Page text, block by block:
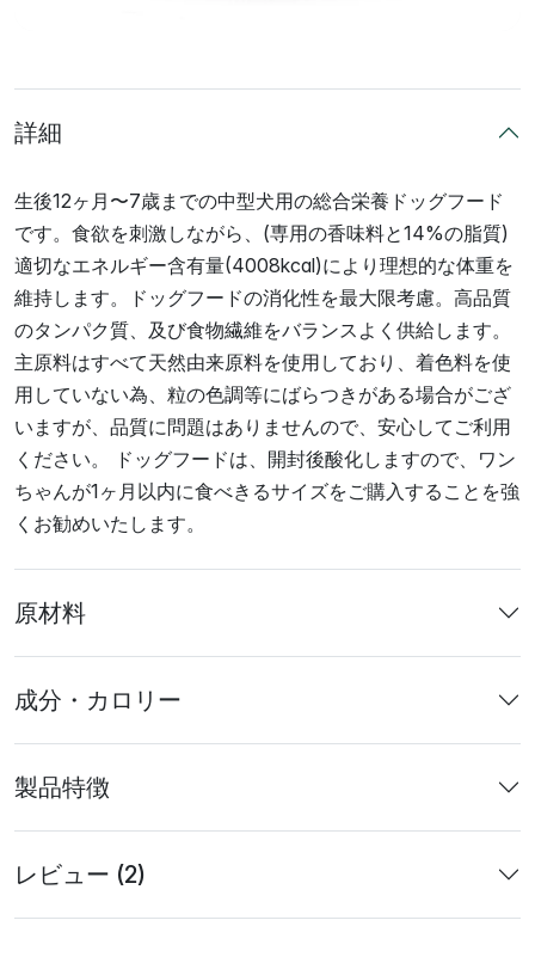
詳細
生後12ヶ月〜7歳までの中型犬用の総合栄養ドッグフード
です。食欲を刺激しながら、(専用の香味料と14%の脂質)
適切なエネルギー含有量(4008kcal)により理想的な体重を
維持します。ドッグフードの消化性を最大限考慮。高品質
のタンパク質、及び食物繊維をバランスよく供給します。
主原料はすべて天然由来原料を使用しており、着色料を使
用していない為、粒の色調等にばらつきがある場合がござ
いますが、品質に問題はありませんので、安心してご利用
ください。 ドッグフードは、開封後酸化しますので、ワン
ちゃんが1ヶ月以内に食べきるサイズをご購入することを強
くお勧めいたします。
原材料
成分・カロリー
製品特徴
レビュー (2)